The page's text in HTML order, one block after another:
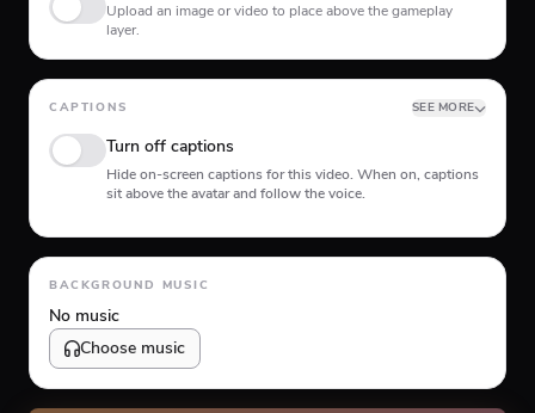
Upload an image or video to place above the gameplay
layer.
CAPTIONS SEE MORE
Turn off captions
Hide on-screen captions for this video. When on, captions
sit above the avatar and follow the voice.
Animation type
BACKGROUND MUSIC
No music
Choose music